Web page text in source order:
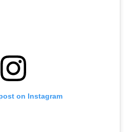
on Instagram